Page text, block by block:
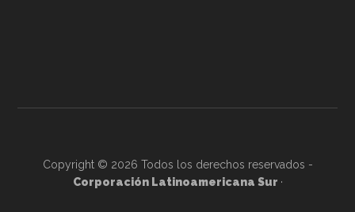
Copyright © 2026 Todos los derechos reservados -
Corporación Latinoamericana Sur ·